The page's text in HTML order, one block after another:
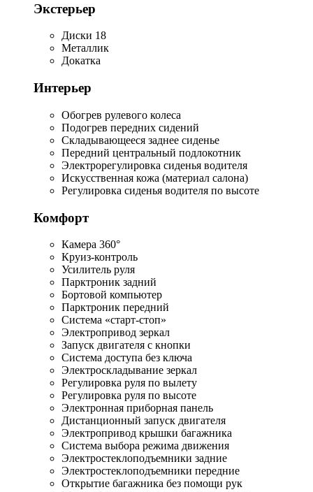
Экстерьер
Диски 18
Металлик
Докатка
Интерьер
Обогрев рулевого колеса
Подогрев передних сидений
Складывающееся заднее сиденье
Передний центральный подлокотник
Электрорегулировка сиденья водителя
Искусственная кожа (материал салона)
Регулировка сиденья водителя по высоте
Комфорт
Камера 360°
Круиз-контроль
Усилитель руля
Парктроник задний
Бортовой компьютер
Парктроник передний
Система «старт-стоп»
Электропривод зеркал
Запуск двигателя с кнопки
Система доступа без ключа
Электроскладывание зеркал
Регулировка руля по вылету
Регулировка руля по высоте
Электронная приборная панель
Дистанционный запуск двигателя
Электропривод крышки багажника
Система выбора режима движения
Электростеклоподъемники задние
Электростеклоподъемники передние
Открытие багажника без помощи рук